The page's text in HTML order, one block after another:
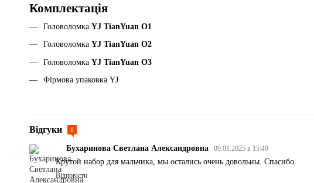
Комплектація
Головоломка YJ TianYuan O1
Головоломка YJ TianYuan O2
Головоломка YJ TianYuan O3
Фірмова упаковка YJ
Відгуки 1
Бухаринова Светлана Александровна 09.01.2025 в 15:49
Крутой набор для мальчика, мы остались очень довольны. Спасибо.
Відповісти